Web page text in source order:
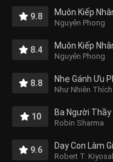
9.8 Muôn Kiếp
Nguyên Phong
8.4 Muôn Kiếp
Nguyên Phong
8.8 Nhẹ Gánh Ưu
Như Nhiên
10 Ba Người Thầy
Robin Sharma
9.6 Dạy Con Làm
Robert T.